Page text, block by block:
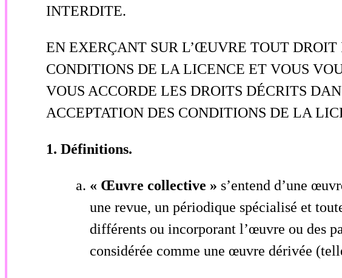
INTERDITE.
EN EXERÇANT SUR L’ŒUVRE TOUT DROIT
CONDITIONS DE LA LICENCE ET VOUS
VOUS ACCORDE LES DROITS DÉCRITS
ACCEPTATION DES CONDITIONS DE LA
1. Définitions.
« Œuvre collective » s’entend d’une
une revue, un périodique spécialisé et
différents ou incorporant l’œuvre ou des
considérée comme une œuvre dérivée